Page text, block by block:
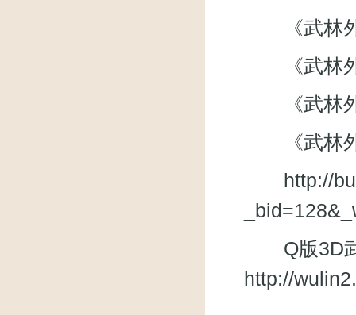
《武林外
《武林外
《武林外
《武林外
http://
Q版3D武
http://